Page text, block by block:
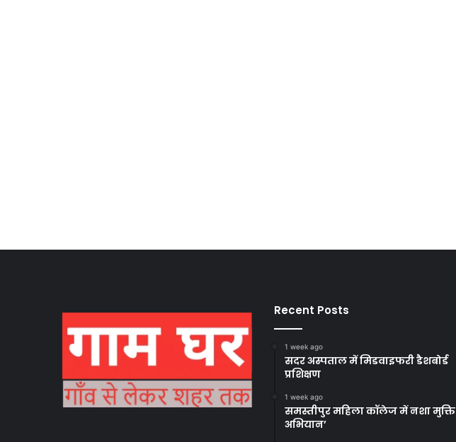
Recent Posts
1 week ago
सदर अस्पताल में मिडवाइफरी डैशबोर्ड
प्रशिक्षण
1 week ago
समस्तीपुर महिला कॉलेज में नशा मुक्ति
अभियान’